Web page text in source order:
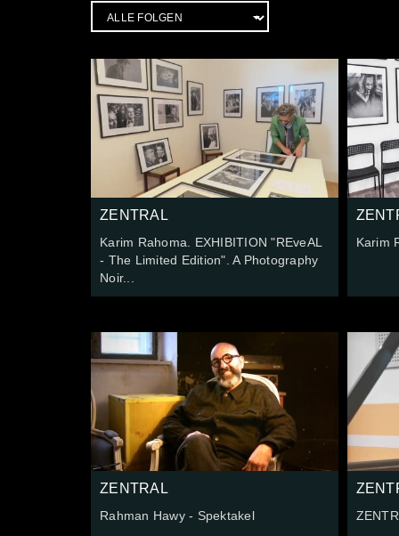
ZENTRAL
Karim Rahoma. EXHIBITION "REveAL
- The Limited Edition". A Photography
Noir...
Karim
ZENTRAL
Rahman Hawy - Spektakel